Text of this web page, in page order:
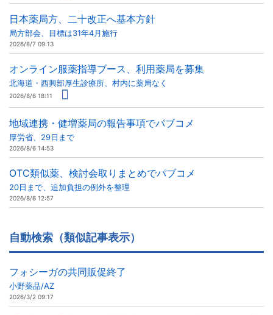
日本薬局方、二十改正へ基本方針
局方部会、目標は31年4月施行
2026/8/7 09:13
オンライン服薬指導ブース、利用薬局を募集
北海道・西興部厚生診療所、村内に薬局なく
2026/8/6 18:11
地域連携・健増薬局の報告事項でパブコメ
厚労省、29日まで
2026/8/6 14:53
OTC類似薬、検討会取りまとめでパブコメ
20日まで、追加負担の例外を整理
2026/8/6 12:57
自動検索（類似記事表示）
フォシーガの共同販促終了
小野薬品/AZ
2026/3/2 09:17